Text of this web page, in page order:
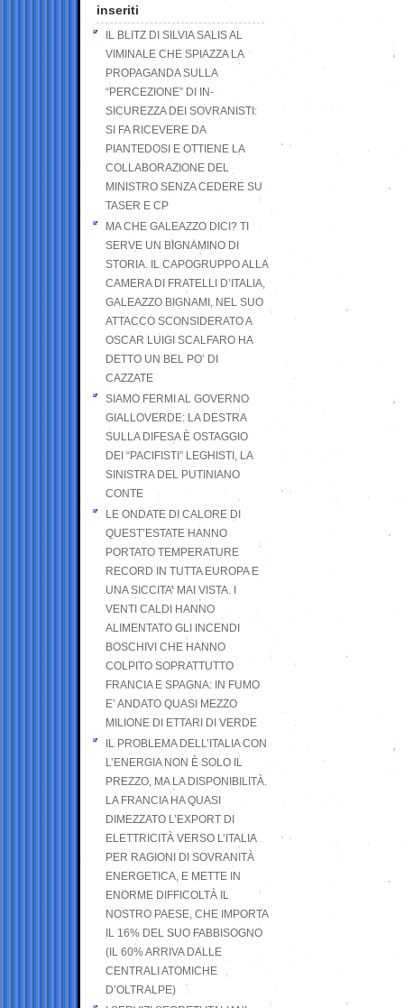
inseriti
IL BLITZ DI SILVIA SALIS AL
VIMINALE CHE SPIAZZA LA
PROPAGANDA SULLA
“PERCEZIONE” DI IN-
SICUREZZA DEI SOVRANISTI:
SI FA RICEVERE DA
PIANTEDOSI E OTTIENE LA
COLLABORAZIONE DEL
MINISTRO SENZA CEDERE SU
TASER E CP
MA CHE GALEAZZO DICI? TI
SERVE UN BIGNAMINO DI
STORIA. IL CAPOGRUPPO ALLA
CAMERA DI FRATELLI D’ITALIA,
GALEAZZO BIGNAMI, NEL SUO
ATTACCO SCONSIDERATO A
OSCAR LUIGI SCALFARO HA
DETTO UN BEL PO’ DI
CAZZATE
SIAMO FERMI AL GOVERNO
GIALLOVERDE: LA DESTRA
SULLA DIFESA È OSTAGGIO
DEI “PACIFISTI” LEGHISTI, LA
SINISTRA DEL PUTINIANO
CONTE
LE ONDATE DI CALORE DI
QUEST’ESTATE HANNO
PORTATO TEMPERATURE
RECORD IN TUTTA EUROPA E
UNA SICCITA’ MAI VISTA. I
VENTI CALDI HANNO
ALIMENTATO GLI INCENDI
BOSCHIVI CHE HANNO
COLPITO SOPRATTUTTO
FRANCIA E SPAGNA: IN FUMO
E’ ANDATO QUASI MEZZO
MILIONE DI ETTARI DI VERDE
IL PROBLEMA DELL’ITALIA CON
L’ENERGIA NON È SOLO IL
PREZZO, MA LA DISPONIBILITÀ.
LA FRANCIA HA QUASI
DIMEZZATO L’EXPORT DI
ELETTRICITÀ VERSO L’ITALIA
PER RAGIONI DI SOVRANITÀ
ENERGETICA, E METTE IN
ENORME DIFFICOLTÀ IL
NOSTRO PAESE, CHE IMPORTA
IL 16% DEL SUO FABBISOGNO
(IL 60% ARRIVA DALLE
CENTRALI ATOMICHE
D’OLTRALPE)